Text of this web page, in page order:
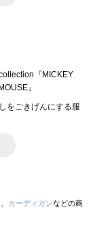
カーディガンなどの商